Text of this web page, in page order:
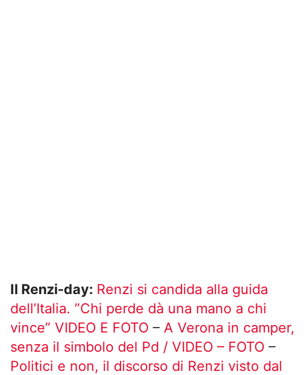
Il Renzi-day: Renzi si candida alla guida
dell’Italia. ”Chi perde dà una mano a chi
vince” VIDEO E FOTO – A Verona in camper,
senza il simbolo del Pd / VIDEO – FOTO –
Politici e non, il discorso di Renzi visto dal